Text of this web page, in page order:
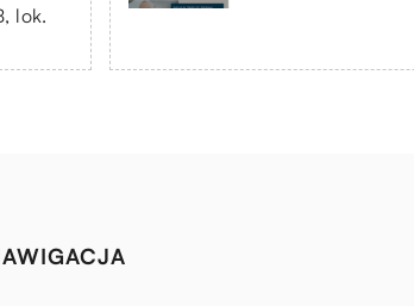
lok.